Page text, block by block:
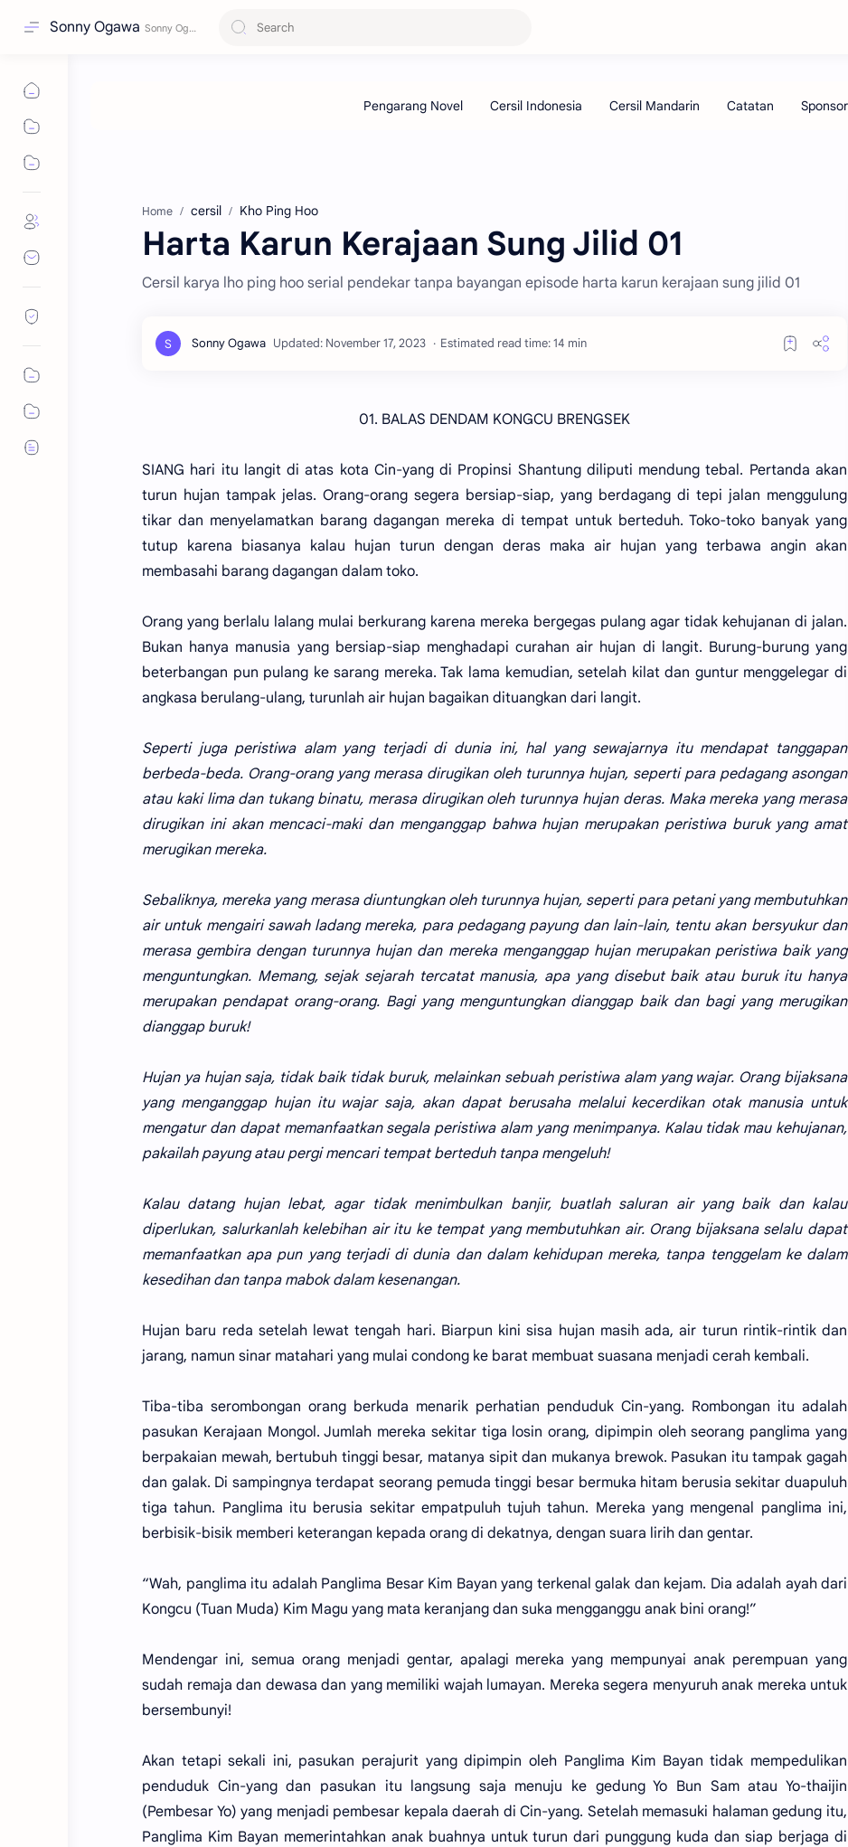
Sonny Ogawa
Home cersil Kho Ping Hoo
Harta Karun Kerajaan Sung Jilid 01
Cersil karya lho ping hoo serial pendekar tanpa bayangan episode harta karun kerajaan sung jilid 01
Estimated read time: 14 min
01. BALAS DENDAM KONGCU BRENGSEK
SIANG hari itu langit di atas kota Cin-yang di Propinsi Shantung diliputi mendung tebal. Pertanda akan
turun hujan tampak jelas. Orang-orang segera bersiap-siap, yang berdagang di tepi jalan menggulung
tikar dan menyelamatkan barang dagangan mereka di tempat untuk berteduh. Toko-toko banyak yang
tutup karena biasanya kalau hujan turun dengan deras maka air hujan yang terbawa angin akan
membasahi barang dagangan dalam toko.
Orang yang berlalu lalang mulai berkurang karena mereka bergegas pulang agar tidak kehujanan di jalan.
Bukan hanya manusia yang bersiap-siap menghadapi curahan air hujan di langit. Burung-burung yang
beterbangan pun pulang ke sarang mereka. Tak lama kemudian, setelah kilat dan guntur menggelegar di
angkasa berulang-ulang, turunlah air hujan bagaikan dituangkan dari langit.
Seperti juga peristiwa alam yang terjadi di dunia ini, hal yang sewajarnya itu mendapat tanggapan
berbeda-beda. Orang-orang yang merasa dirugikan oleh turunnya hujan, seperti para pedagang asongan
atau kaki lima dan tukang binatu, merasa dirugikan oleh turunnya hujan deras. Maka mereka yang merasa
dirugikan ini akan mencaci-maki dan menganggap bahwa hujan merupakan peristiwa buruk yang amat
merugikan mereka.
Sebaliknya, mereka yang merasa diuntungkan oleh turunnya hujan, seperti para petani yang membutuhkan
air untuk mengairi sawah ladang mereka, para pedagang payung dan lain-lain, tentu akan bersyukur dan
merasa gembira dengan turunnya hujan dan mereka menganggap hujan merupakan peristiwa baik yang
menguntungkan. Memang, sejak sejarah tercatat manusia, apa yang disebut baik atau buruk itu hanya
merupakan pendapat orang-orang. Bagi yang menguntungkan dianggap baik dan bagi yang merugikan
dianggap buruk!
Hujan ya hujan saja, tidak baik tidak buruk, melainkan sebuah peristiwa alam yang wajar. Orang bijaksana
yang menganggap hujan itu wajar saja, akan dapat berusaha melalui kecerdikan otak manusia untuk
mengatur dan dapat memanfaatkan segala peristiwa alam yang menimpanya. Kalau tidak mau kehujanan,
pakailah payung atau pergi mencari tempat berteduh tanpa mengeluh!
Kalau datang hujan lebat, agar tidak menimbulkan banjir, buatlah saluran air yang baik dan kalau
diperlukan, salurkanlah kelebihan air itu ke tempat yang membutuhkan air. Orang bijaksana selalu dapat
memanfaatkan apa pun yang terjadi di dunia dan dalam kehidupan mereka, tanpa tenggelam ke dalam
kesedihan dan tanpa mabok dalam kesenangan.
Hujan baru reda setelah lewat tengah hari. Biarpun kini sisa hujan masih ada, air turun rintik-rintik dan
jarang, namun sinar matahari yang mulai condong ke barat membuat suasana menjadi cerah kembali.
Tiba-tiba serombongan orang berkuda menarik perhatian penduduk Cin-yang. Rombongan itu adalah
pasukan Kerajaan Mongol. Jumlah mereka sekitar tiga losin orang, dipimpin oleh seorang panglima yang
berpakaian mewah, bertubuh tinggi besar, matanya sipit dan mukanya brewok. Pasukan itu tampak gagah
dan galak. Di sampingnya terdapat seorang pemuda tinggi besar bermuka hitam berusia sekitar duapuluh
tiga tahun. Panglima itu berusia sekitar empatpuluh tujuh tahun. Mereka yang mengenal panglima ini,
berbisik-bisik memberi keterangan kepada orang di dekatnya, dengan suara lirih dan gentar.
“Wah, panglima itu adalah Panglima Besar Kim Bayan yang terkenal galak dan kejam. Dia adalah ayah dari
Kongcu (Tuan Muda) Kim Magu yang mata keranjang dan suka mengganggu anak bini orang!”
Mendengar ini, semua orang menjadi gentar, apalagi mereka yang mempunyai anak perempuan yang
sudah remaja dan dewasa dan yang memiliki wajah lumayan. Mereka segera menyuruh anak mereka untuk
bersembunyi!
Akan tetapi sekali ini, pasukan perajurit yang dipimpin oleh Panglima Kim Bayan tidak mempedulikan
penduduk Cin-yang dan pasukan itu langsung saja menuju ke gedung Yo Bun Sam atau Yo-thaijin
(Pembesar Yo) yang menjadi pembesar kepala daerah di Cin-yang. Setelah memasuki halaman gedung itu,
Panglima Kim Bayan memerintahkan anak buahnya untuk turun dari punggung kuda dan siap berjaga di